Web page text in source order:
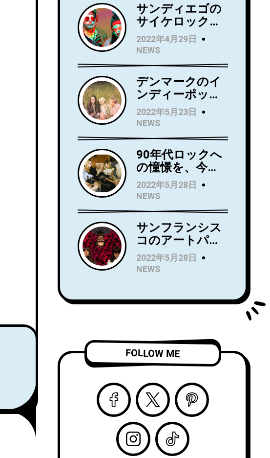
サンディエゴの
サイケロック・
バンドWild Wild
Wets、ニュー・
アルバム『Love
Always』を5月
27日にリリー
ス！アルバムか
らニューシング
ル 「Holding」
のビデオを公
開！
2022年4月29日
NEWS
デンマークのイ
ンディーポッ
プ・バンド
Kindsightが5月
25日にデビュ
ー・アルバム
『Swedish
Punk』をリリー
ス！
2022年5月23日
NEWS
90年代ロックへ
の憧憬を、今に
落とし込んだ若
き俊英Mommaが
日本デビューア
ルバム
『Household
Name』を7月に
リリース！Wet
LegのUS公演で
クトを務め、8月
からはSnail Mail
を務める注目
株！
2022年5月28日
NEWS
サンフランシス
コのアートパン
クトリオRip
Roomが、
LP『Alight and
「Complication
」のビデオを公
開！
2022年5月28日
NEWS
FOLLOW ME